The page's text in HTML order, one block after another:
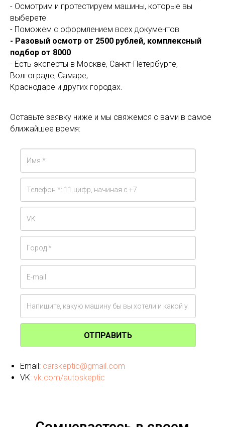
- Осмотрим и протестируем машины, которые вы
выберете
- Поможем с оформлением всех документов
- Разовый осмотр от 2500 рублей, комплексный
подбор от 8000
- Есть эксперты в Москве, Санкт-Петербурге,
Волгограде, Самаре,
Краснодаре и других городах.
Оставьте заявку ниже и мы свяжемся с вами в самое
ближайшее время:
ОТПРАВИТЬ
Email: carskeptic@gmail.com
VK: vk.com/autoskeptic